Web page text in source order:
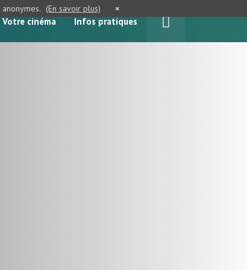
Votre cinéma Infos pratiques
(En savoir plus) ×